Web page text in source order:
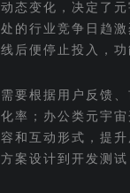
态变化，决定了
的行业竞争日趋
后便停止投入，
要根据用户反馈
率；办公类元宇
和互动形式，提
案设计到开发测